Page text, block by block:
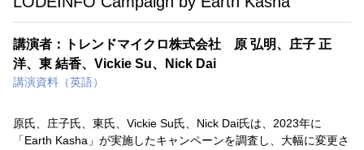
講演者：トレンドマイクロ株式会社 原 弘明、庄子 正
洋、東 結香、Vickie Su、Nick Dai
講演資料（英語）
原氏、庄子氏、東氏、Vickie Su氏、Nick Dai氏は、2023年に
「Earth Kasha」が実施したキャンペーンを調査し、大幅に変更さ